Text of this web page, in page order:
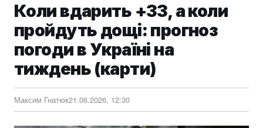
Коли вдарить +33, а коли
пройдуть дощі: прогноз
погоди в Україні на
тиждень (карти)
Максим Гнатюк21.06.2026, 12:30